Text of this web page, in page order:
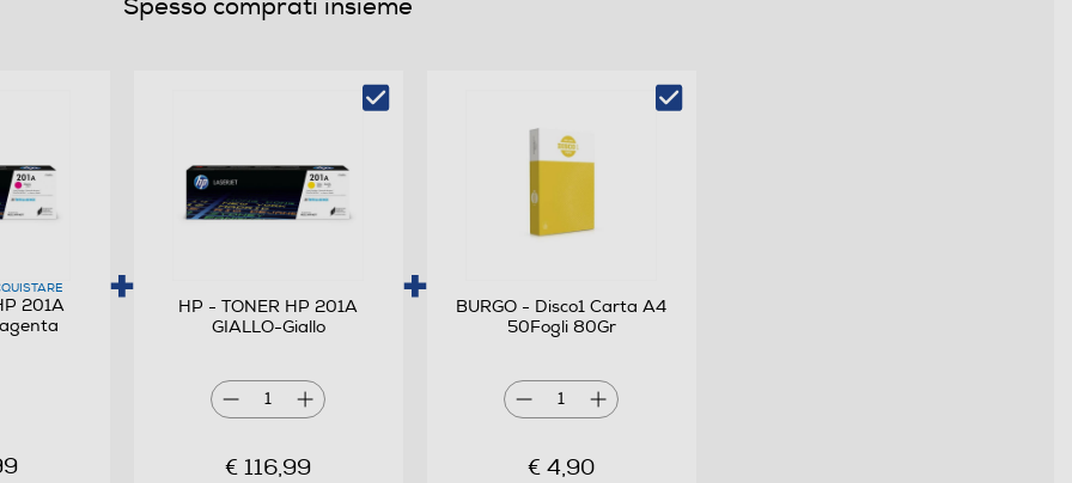
vostro business più pagine di qualità
maggiore protezione grazie alla tecnologia
antifrode; garanzie che la concorrenza
ancora più pagine. Riduzione dei costi con le opzioni
ad alto rendimento e la tecnologia di
massimizzazione della pagina. Previsione costante
garantire più stampe possibile con la cartuccia.
Stampate a velocità elevate senza sacrificare la
qualità. Stampate un numero ancora più grande di
Il toner ColorSphere è progettato appositamente
per soddisfare le prestazioni ad alta velocità della
stampante grazie al suo basso punto di fusione,
Spesso comprati insieme
201A
HP - TONER HP 201A
GIALLO-Giallo
1
€ 116,99
BURGO - Disco1 Carta A4
50Fogli 80Gr
1
€ 4,90